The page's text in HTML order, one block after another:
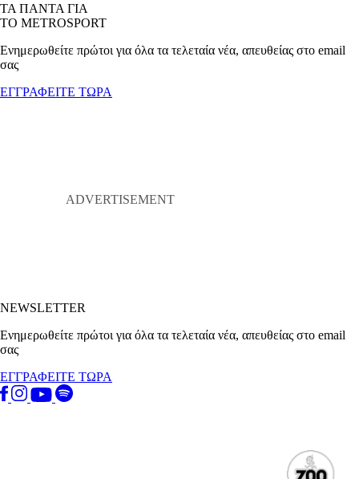
ΤΑ ΠΑΝΤΑ ΓΙΑ
ΤΟ METROSPORT
Ενημερωθείτε πρώτοι για όλα τα τελεταία νέα, απευθείας στο email
σας
ΕΓΓΡΑΦΕΙΤΕ ΤΩΡΑ
NEWSLETTER
Ενημερωθείτε πρώτοι για όλα τα τελεταία νέα, απευθείας στο email
σας
ΕΓΓΡΑΦΕΙΤΕ ΤΩΡΑ